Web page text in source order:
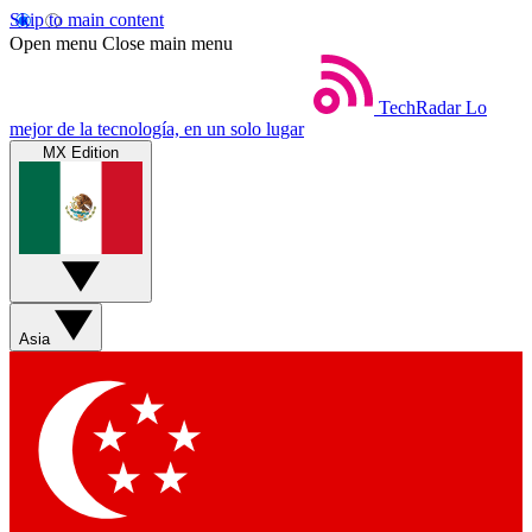
Skip to main content
Open menu Close main menu
TechRadar Lo
mejor de la tecnología, en un solo lugar
MX Edition
Asia